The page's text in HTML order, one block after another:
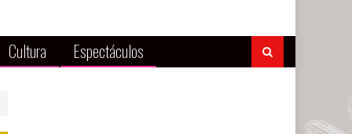
Cultura Espectáculos